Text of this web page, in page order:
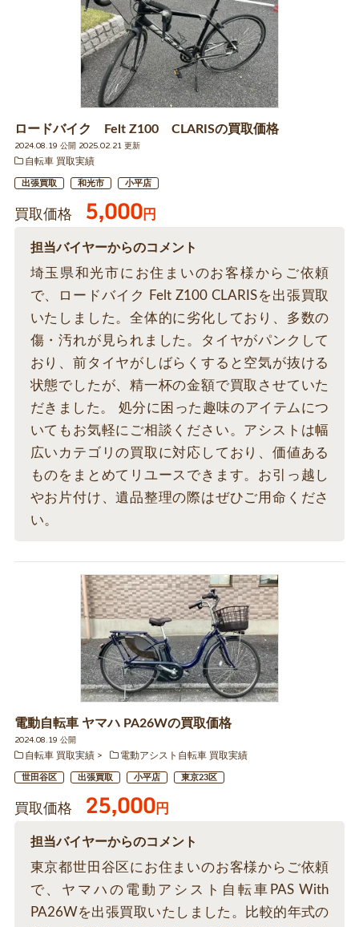
ロードバイク Felt Z100 CLARISの買取価格
2024.08.19 公開 2025.02.21 更新
自転車 買取実績
出張買取 和光市 小平店
買取価格 5,000円
担当バイヤーからのコメント
埼玉県和光市にお住まいのお客様からご依頼
で、ロードバイク Felt Z100 CLARISを出張買取
いたしました。全体的に劣化しており、多数の
傷・汚れが見られました。タイヤがパンクして
おり、前タイヤがしばらくすると空気が抜ける
状態でしたが、精一杯の金額で買取させていた
だきました。 処分に困った趣味のアイテムにつ
いてもお気軽にご相談ください。アシストは幅
広いカテゴリの買取に対応しており、価値ある
ものをまとめてリユースできます。お引っ越し
やお片付け、遺品整理の際はぜひご用命くださ
い。
電動自転車 ヤマハ PA26Wの買取価格
2024.08.19 公開
自転車 買取実績
電動アシスト自転車 買取実績
世田谷区 出張買取 小平店 東京23区
買取価格 25,000円
担当バイヤーからのコメント
東京都世田谷区にお住まいのお客様からご依頼
で、ヤマハの電動アシスト自転車PAS With
PA26Wを出張買取いたしました。比較的年式の